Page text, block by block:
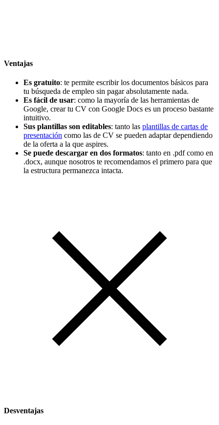
Ventajas
Es gratuito: te permite escribir los documentos básicos para
tu búsqueda de empleo sin pagar absolutamente nada.
Es fácil de usar: como la mayoría de las herramientas de
Google, crear tu CV con Google Docs es un proceso bastante
intuitivo.
Sus plantillas son editables: tanto las plantillas de cartas de
presentación como las de CV se pueden adaptar dependiendo
de la oferta a la que aspires.
Se puede descargar en dos formatos: tanto en .pdf como en
.docx, aunque nosotros te recomendamos el primero para que
la estructura permanezca intacta.
Desventajas